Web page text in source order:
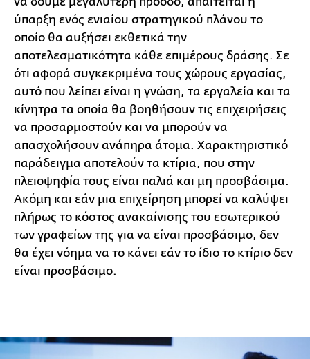
ύπαρξη ενός ενιαίου στρατηγικού πλάνου το
οποίο θα αυξήσει εκθετικά την
αποτελεσματικότητα κάθε επιμέρους δράσης. Σε
ότι αφορά συγκεκριμένα τους χώρους εργασίας,
αυτό που λείπει είναι η γνώση, τα εργαλεία και τα
κίνητρα τα οποία θα βοηθήσουν τις επιχειρήσεις
να προσαρμοστούν και να μπορούν να
απασχολήσουν ανάπηρα άτομα. Χαρακτηριστικό
παράδειγμα αποτελούν τα κτίρια, που στην
πλειοψηφία τους είναι παλιά και μη προσβάσιμα.
Ακόμη και εάν μια επιχείρηση μπορεί να καλύψει
πλήρως το κόστος ανακαίνισης του εσωτερικού
των γραφείων της για να είναι προσβάσιμο, δεν
θα έχει νόημα να το κάνει εάν το ίδιο το κτίριο δεν
είναι προσβάσιμο.